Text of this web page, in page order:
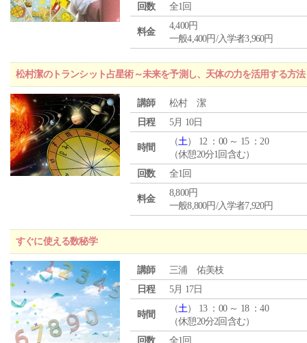
回数
全1回
料金
4,400円
一般4,400円/入学者3,960円
松村潔のトランシット占星術～未来を予測し、天体の力を活用する方法
講師
松村 潔
日程
5月 10日
時間
（土） 12 ：00 ～ 15 ：20
（休憩20分1回含む）
回数
全1回
料金
8,800円
一般8,800円/入学者7,920円
すぐに使える数秘学
講師
三浦 佑美枝
日程
5月 17日
時間
（土） 13 ：00 ～ 18 ：40
（休憩20分2回含む）
回数
全1回